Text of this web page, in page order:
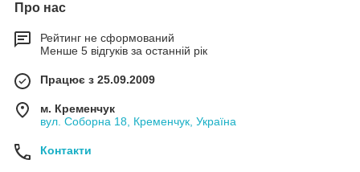
Про нас
Рейтинг не сформований
Менше 5 відгуків за останній рік
Працює з 25.09.2009
м. Кременчук
вул. Соборна 18, Кременчук, Україна
Контакти